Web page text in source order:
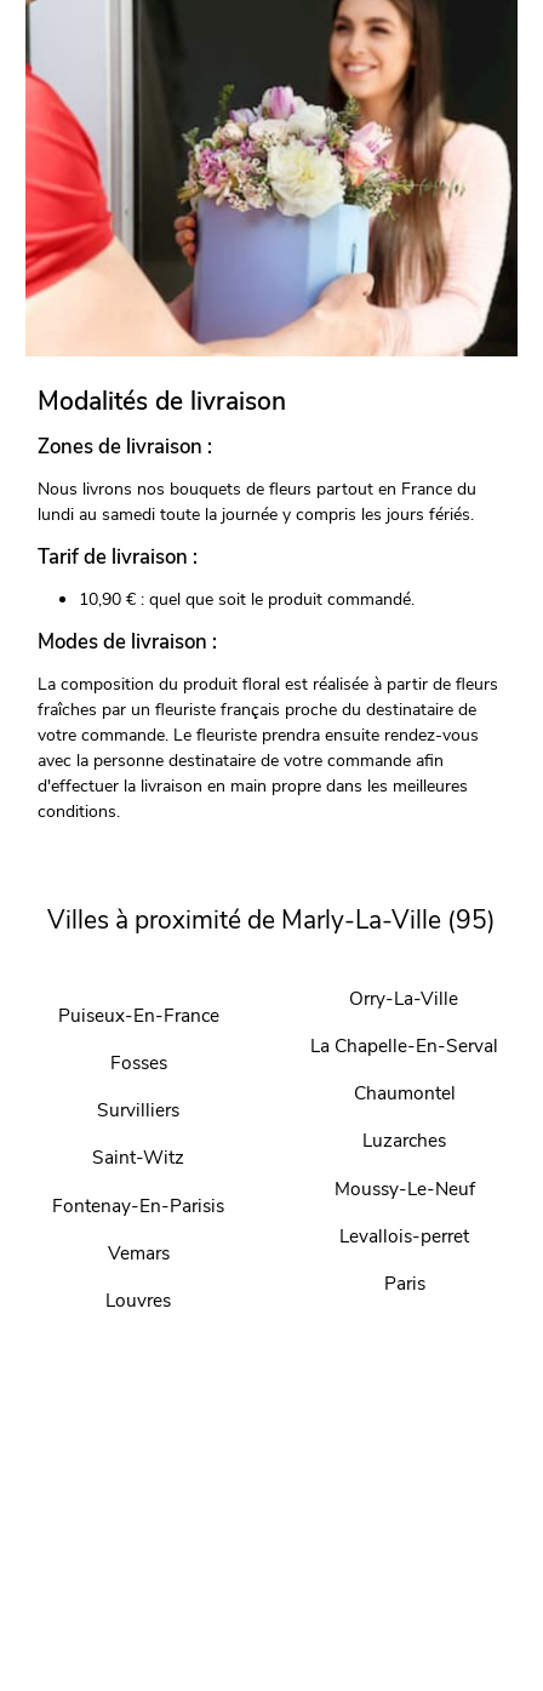
Modalités de livraison
Zones de livraison :
Nous livrons nos bouquets de fleurs partout en France du
lundi au samedi toute la journée y compris les jours fériés.
Tarif de livraison :
10,90 € : quel que soit le produit commandé.
Modes de livraison :
La composition du produit floral est réalisée à partir de fleurs
fraîches par un fleuriste français proche du destinataire de
votre commande. Le fleuriste prendra ensuite rendez-vous
avec la personne destinataire de votre commande afin
d'effectuer la livraison en main propre dans les meilleures
conditions.
Villes à proximité de Marly-La-Ville (95)
Puiseux-En-France
Fosses
Survilliers
Saint-Witz
Fontenay-En-Parisis
Vemars
Louvres
Orry-La-Ville
La Chapelle-En-Serval
Chaumontel
Luzarches
Moussy-Le-Neuf
Levallois-perret
Paris